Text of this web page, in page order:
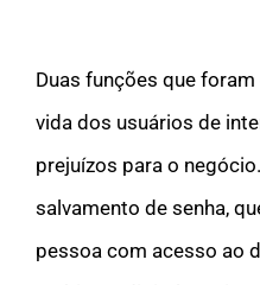
Duas funções que
vida dos usuários de
prejuízos para o
salvamento de senha,
pessoa com acesso ao